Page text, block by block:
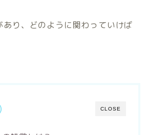
あり、どのように関わっていけば
CLOSE